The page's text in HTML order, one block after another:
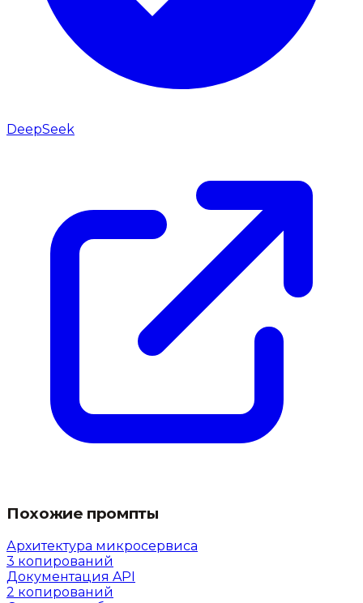
DeepSeek
Похожие промпты
Архитектура микросервиса
3 копирований
Документация API
2 копирований